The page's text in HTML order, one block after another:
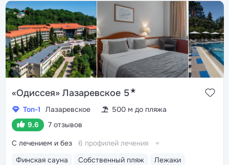
«Одиссея» Лазаревское 5★
Топ-1 Лазаревское
500 м до пляжа
9.6
7 отзывов
Финская сауна Собственный пляж
Лежаки
С лечением и без 6 профилей лечения